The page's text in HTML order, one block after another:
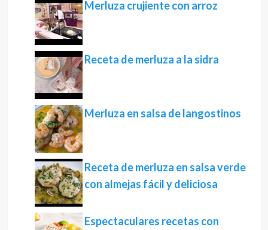
Merluza crujiente con arroz
Receta de merluza a la sidra
Merluza en salsa de langostinos
Receta de merluza en salsa verde
con almejas fácil y deliciosa
Espectaculares recetas con